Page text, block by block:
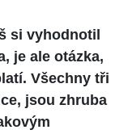
si vyhodnotil
je ale otázka,
Všechny tři
jsou zhruba